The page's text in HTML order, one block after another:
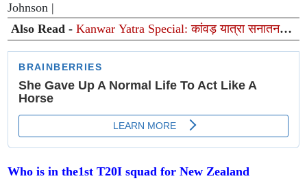
Johnson |
Also Read -Kanwar Yatra Special: कांवड़ यात्रा सनातन
चेतना का महासमर और शिव भक्ति का अद्भुत महाकुंभ
Who is in the1st T20I squad for New Zealand